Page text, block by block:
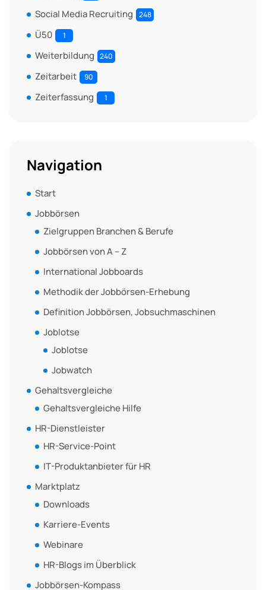
Social Media Recruiting 248
Ü50 1
Weiterbildung 240
Zeitarbeit 90
Zeiterfassung 1
Navigation
Start
Jobbörsen
Zielgruppen Branchen & Berufe
Jobbörsen von A – Z
International Jobboards
Methodik der Jobbörsen-Erhebung
Definition Jobbörsen, Jobsuchmaschinen
Joblotse
Joblotse
Jobwatch
Gehaltsvergleiche
Gehaltsvergleiche Hilfe
HR-Dienstleister
HR-Service-Point
IT-Produktanbieter für HR
Marktplatz
Downloads
Karriere-Events
Webinare
HR-Blogs im Überblick
Jobbörsen-Kompass